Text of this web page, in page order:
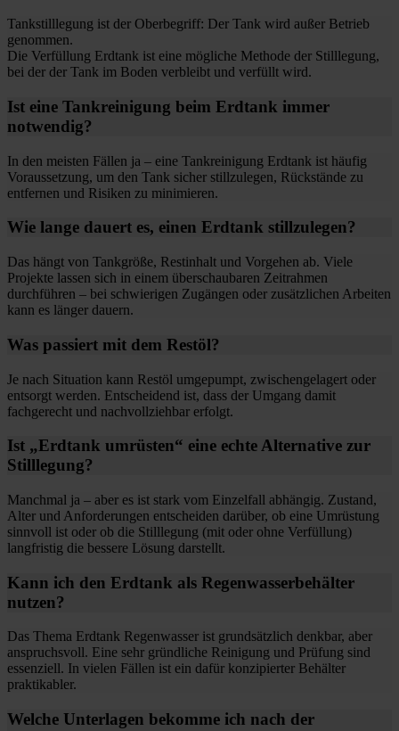
Tankstilllegung ist der Oberbegriff: Der Tank wird außer Betrieb
genommen.
Die Verfüllung Erdtank ist eine mögliche Methode der Stilllegung,
bei der der Tank im Boden verbleibt und verfüllt wird.
Ist eine Tankreinigung beim Erdtank immer
notwendig?
In den meisten Fällen ja – eine Tankreinigung Erdtank ist häufig
Voraussetzung, um den Tank sicher stillzulegen, Rückstände zu
entfernen und Risiken zu minimieren.
Wie lange dauert es, einen Erdtank stillzulegen?
Das hängt von Tankgröße, Restinhalt und Vorgehen ab. Viele
Projekte lassen sich in einem überschaubaren Zeitrahmen
durchführen – bei schwierigen Zugängen oder zusätzlichen Arbeiten
kann es länger dauern.
Was passiert mit dem Restöl?
Je nach Situation kann Restöl umgepumpt, zwischengelagert oder
entsorgt werden. Entscheidend ist, dass der Umgang damit
fachgerecht und nachvollziehbar erfolgt.
Ist „Erdtank umrüsten“ eine echte Alternative zur
Stilllegung?
Manchmal ja – aber es ist stark vom Einzelfall abhängig. Zustand,
Alter und Anforderungen entscheiden darüber, ob eine Umrüstung
sinnvoll ist oder ob die Stilllegung (mit oder ohne Verfüllung)
langfristig die bessere Lösung darstellt.
Kann ich den Erdtank als Regenwasserbehälter
nutzen?
Das Thema Erdtank Regenwasser ist grundsätzlich denkbar, aber
anspruchsvoll. Eine sehr gründliche Reinigung und Prüfung sind
essenziell. In vielen Fällen ist ein dafür konzipierter Behälter
praktikabler.
Welche Unterlagen bekomme ich nach der